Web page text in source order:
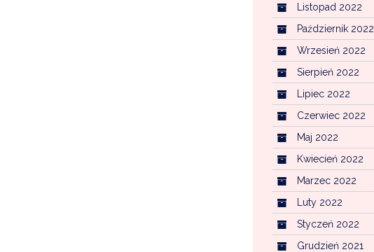
Listopad 2022
Październik 2022
Wrzesień 2022
Sierpień 2022
Lipiec 2022
Czerwiec 2022
Maj 2022
Kwiecień 2022
Marzec 2022
Luty 2022
Styczeń 2022
Grudzień 2021